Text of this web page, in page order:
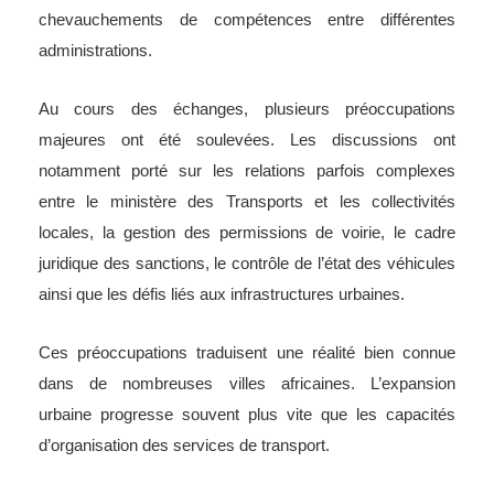
chevauchements de compétences entre différentes
administrations.
Au cours des échanges, plusieurs préoccupations
majeures ont été soulevées. Les discussions ont
notamment porté sur les relations parfois complexes
entre le ministère des Transports et les collectivités
locales, la gestion des permissions de voirie, le cadre
juridique des sanctions, le contrôle de l’état des véhicules
ainsi que les défis liés aux infrastructures urbaines.
Ces préoccupations traduisent une réalité bien connue
dans de nombreuses villes africaines. L’expansion
urbaine progresse souvent plus vite que les capacités
d’organisation des services de transport.